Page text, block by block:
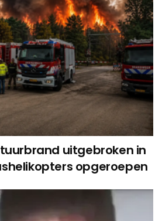
uitgebroken in
opgeroepen